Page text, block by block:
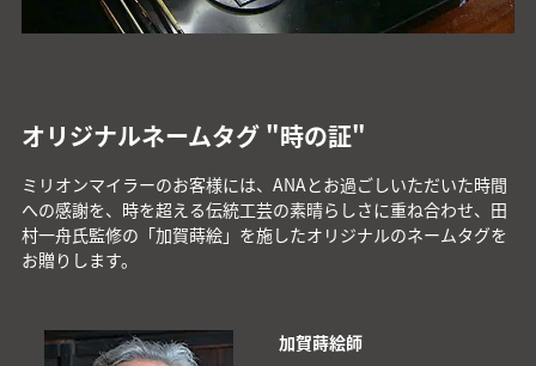
オリジナルネームタグ "時の証"
ミリオンマイラーのお客様には、ANAとお過ごしいただいた時間
への感謝を、時を超える伝統工芸の素晴らしさに重ね合わせ、田
村一舟氏監修の「加賀蒔絵」を施したオリジナルのネームタグを
お贈りします。
加賀蒔絵師